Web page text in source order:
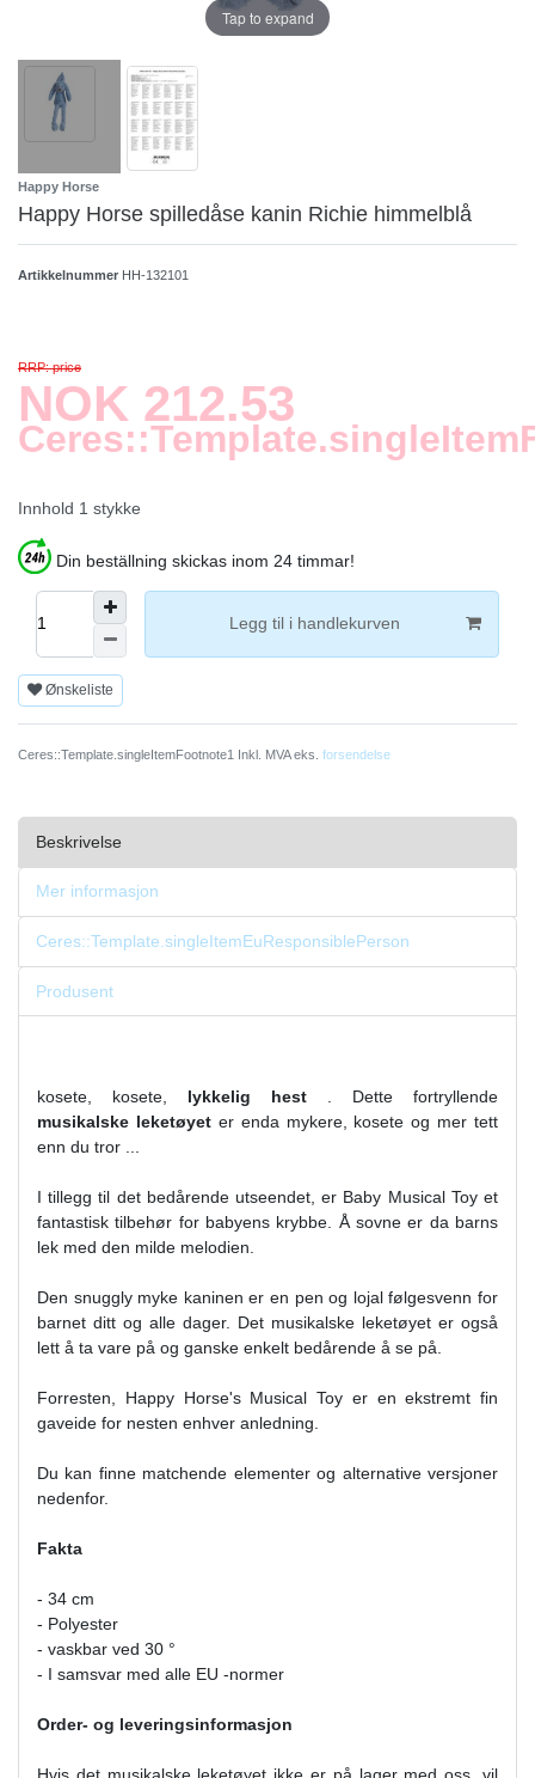
Tap to expand
Happy Horse
Happy Horse spilledåse kanin Richie himmelblå
Artikkelnummer HH-132101
RRP: price
NOK 212.53
Innhold 1 stykke
Din beställning skickas inom 24 timmar!
Legg til i handlekurven
Ønskeliste
Ceres::Template.singleItemFootnote1 Inkl. MVA eks. forsendelse
Beskrivelse
Mer informasjon
Ceres::Template.singleItemEuResponsiblePerson
Produsent
kosete, kosete, lykkelig hest . Dette fortryllende
musikalske leketøyeter enda mykere, kosete og mer tett
enn du tror ...
I tillegg til det bedårende utseendet, er Baby Musical Toy et
fantastisk tilbehør for babyens krybbe. Å sovne er da barns
lek med den milde melodien.
Den snuggly myke kaninen er en pen og lojal følgesvenn for
barnet ditt og alle dager. Det musikalske leketøyet er også
lett å ta vare på og ganske enkelt bedårende å se på.
Forresten, Happy Horse's Musical Toy er en ekstremt fin
gaveide for nesten enhver anledning.
Du kan finne matchende elementer og alternative versjoner
nedenfor.
Fakta
- 34 cm
- Polyester
- vaskbar ved 30 °
- I samsvar med alle EU -normer
Order- og leveringsinformasjon